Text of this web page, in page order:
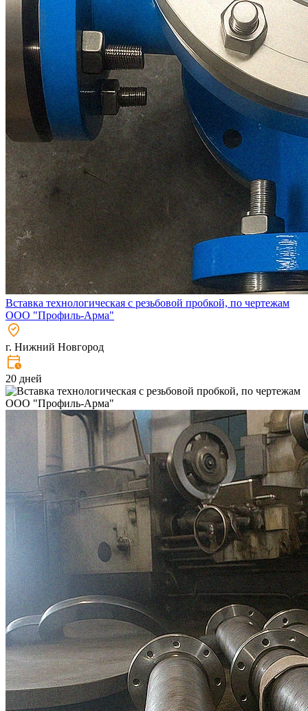
Вставка технологическая с резьбовой пробкой, по чертежам
ООО "Профиль-Арма"
г. Нижний Новгород
20 дней